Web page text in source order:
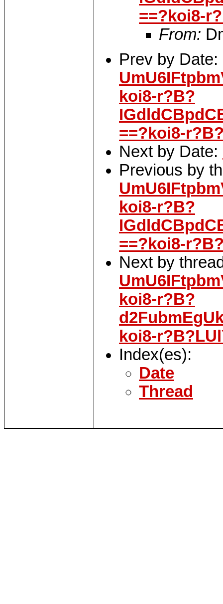
==?koi8-
From:
Prev by Date:
koi8-r?B?
==?koi8-
Next by Date:
Previous by
koi8-r?B?
==?koi8-
Next by
koi8-r?B?
koi8-
Index(es):
Date
Thread